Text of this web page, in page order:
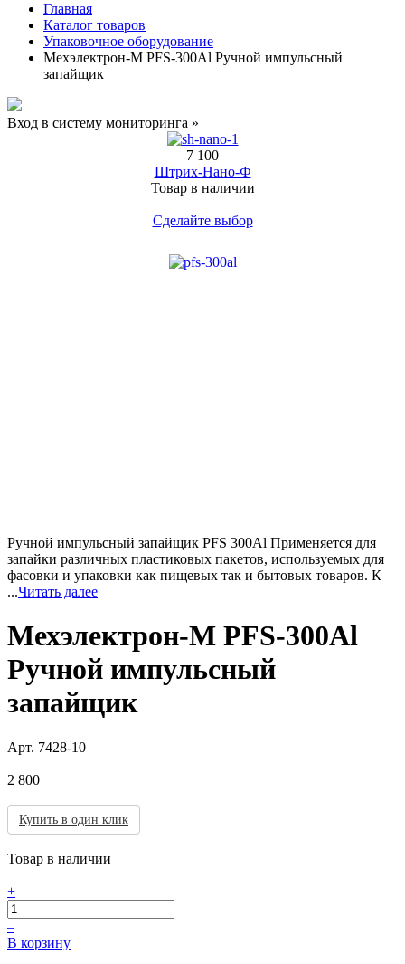
Главная
Каталог товаров
Упаковочное оборудование
Мехэлектрон-М PFS-300Al Ручной импульсный
запайщик
Вход в систему мониторинга »
7 100
Штрих-Нано-Ф
Товар в наличии
Сделайте выбор
Ручной импульсный запайщик PFS 300Al Применяется для
запайки различных пластиковых пакетов, используемых для
фасовки и упаковки как пищевых так и бытовых товаров. К
...Читать далее
Мехэлектрон-М PFS-300Al
Ручной импульсный
запайщик
Арт. 7428-10
2 800
Купить в один клик
Товар в наличии
+
–
В корзину